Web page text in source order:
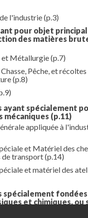
l'industrie(p.3)
pour objet principal
des matières
et Métallurgie(p.7)
Pêche, et récoltes
(p.8)
ayant spécialement
mécaniques (p.11)
appliquée à
et Matériel des
de transport(p.14)
et matériel des
spécialement
et chimiques, ou